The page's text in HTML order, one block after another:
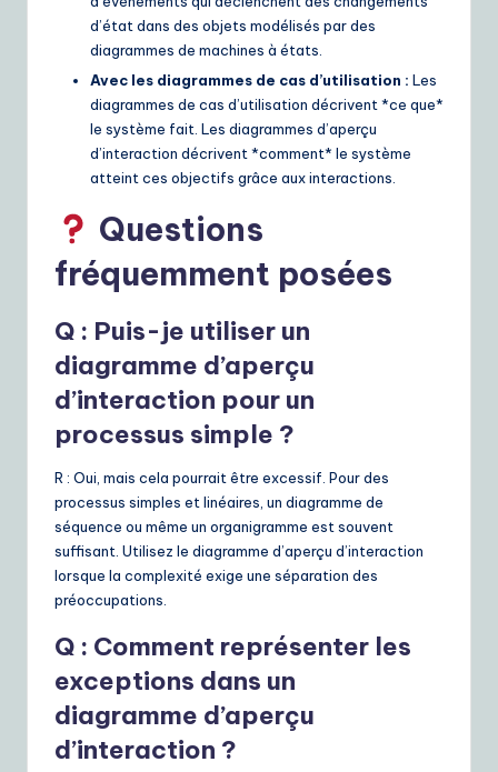
d’état dans des objets modélisés par des
diagrammes de machines à états.
Avec les diagrammes de cas d’utilisation : Les
diagrammes de cas d’utilisation décrivent *ce que*
le système fait. Les diagrammes d’aperçu
d’interaction décrivent *comment* le système
atteint ces objectifs grâce aux interactions.
Questions
fréquemment posées
Q : Puis-je utiliser un
diagramme d’aperçu
d’interaction pour un
processus simple ?
R : Oui, mais cela pourrait être excessif. Pour des
processus simples et linéaires, un diagramme de
séquence ou même un organigramme est souvent
suffisant. Utilisez le diagramme d’aperçu d’interaction
lorsque la complexité exige une séparation des
préoccupations.
Q : Comment représenter les
exceptions dans un
diagramme d’aperçu
d’interaction ?